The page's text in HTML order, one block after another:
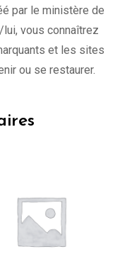
par le ministère de
lui, vous connaîtrez
et les sites
ou se restaurer.